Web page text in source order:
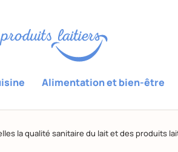
Alimentation et bien-être
la qualité sanitaire du lait et des produits